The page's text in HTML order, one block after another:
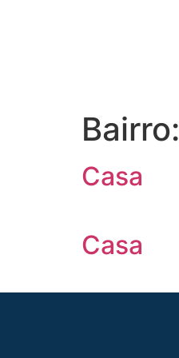
Bairro:
Casa
Casa